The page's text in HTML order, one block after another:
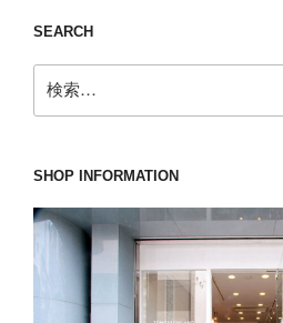
優
勝
は
間
い
い
あ
ろ
SEARCH
索:
SHOP INFORMATION